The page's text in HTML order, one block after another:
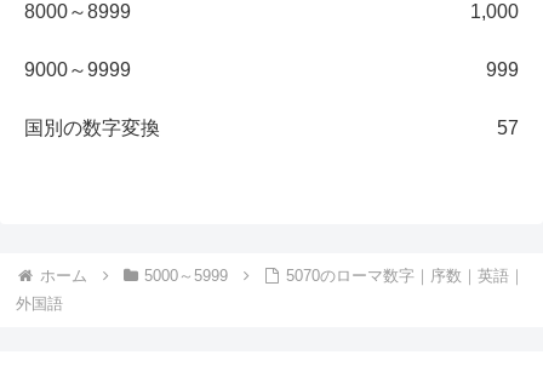
8000～8999 1,000
9000～9999 999
国別の数字変換 57
ホーム 5000～5999
5070のローマ数字｜序数｜英語｜
外国語